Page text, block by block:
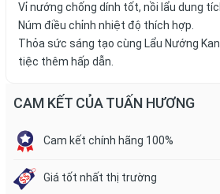
Vỉ nướng chống dính tốt, nồi lẩu dung
Núm điều chỉnh nhiệt độ thích hợp.
Thỏa sức sáng tạo cùng Lẩu Nướng
tiệc thêm hấp dẫn.
CAM KẾT CỦA TUẤN HƯƠNG
Cam kết chính hãng 100%
Giá tốt nhất thị trường